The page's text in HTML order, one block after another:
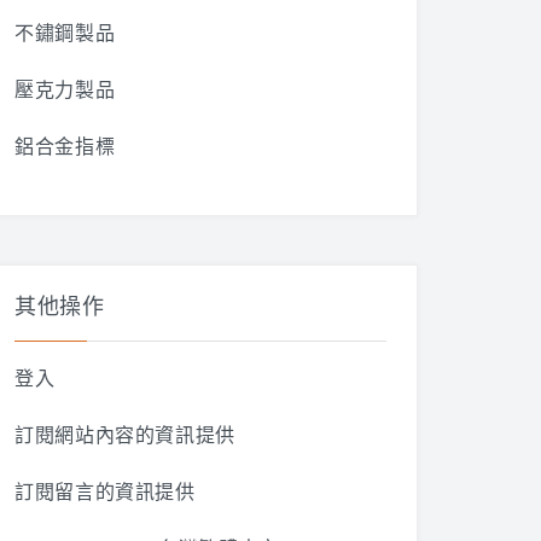
不鏽鋼製品
壓克力製品
鋁合金指標
其他操作
登入
訂閱網站內容的資訊提供
訂閱留言的資訊提供